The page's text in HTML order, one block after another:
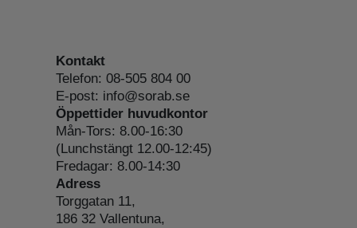
Kontakt
Telefon: 08-505 804 00
E-post: info@sorab.se
Öppettider huvudkontor
Mån-Tors: 8.00-16:30
(Lunchstängt 12.00-12:45)
Fredagar: 8.00-14:30
Adress
Torggatan 11,
186 32 Vallentuna,